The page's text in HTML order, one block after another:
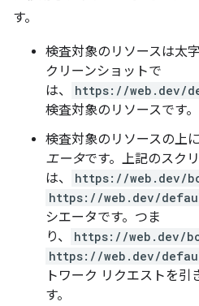
す。
検査対象のリソースは太
クリーンショットで
は、
https://web.dev/
検査対象のリソースです。
検査対象のリソースの上
エータです。上記のスク
は、
https://web.dev/
https://web.dev/
シエータです。つま
り、
https://web.dev/
https://web.dev/
トワーク リクエストを
す。